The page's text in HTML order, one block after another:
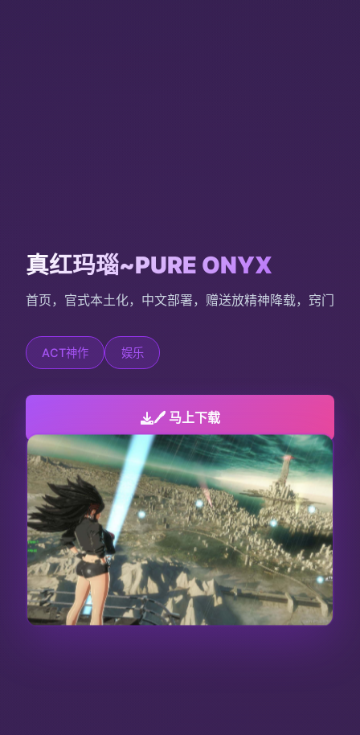
真红玛瑙~PURE ONYX
首页，官式本土化，中文部署，赠送放精神降载，窍门
ACT神作 娱乐
🖊️ 马上下载